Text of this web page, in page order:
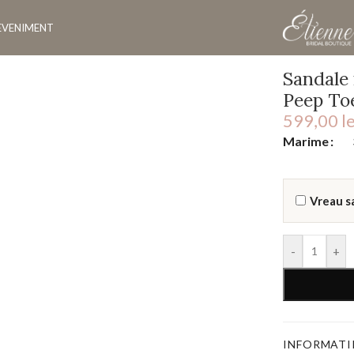
Peep
599,00
Marime
Vreau
- +